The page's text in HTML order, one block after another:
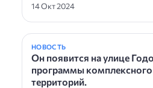
14 Окт 2024
НОВОСТЬ
Он появится на улице
программы комплексного
территорий.